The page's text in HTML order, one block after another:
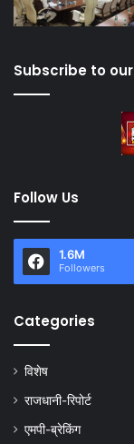
Subscribe to
Follow Us
1.6M
Followers
Categories
विशेष
राजधानी-रिपोर्ट
एमपी-ब्रेकिंग